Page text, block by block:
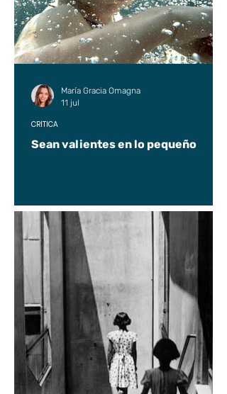
Sean valientes en lo pequeño
CRÍTICA
María Gracia Omagna
11 jul